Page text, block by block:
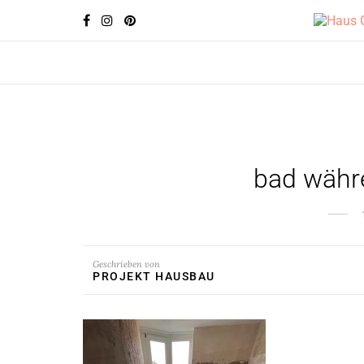
bad
Geschrieben von
PROJEKT HAUSBAU